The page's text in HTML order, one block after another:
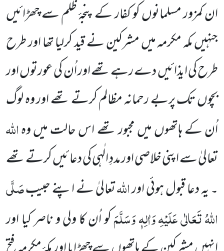
ان کمزور مسلمانوں کو کفار کے پنجۂ ظلم سے چھڑائیں
جنہیں مکہ مکرمہ میں مشرکین نے قید کرلیا تھا اور طرح
طرح کی ایذائیں دے رہے تھے اور اُن کی عورتوں اور
بچوں تک پربے رحمانہ مظالم کرتے تھے اور وہ لوگ
اُن کے ہاتھوں میں مجبور تھے اس حالت میں وہاللہ
تعالیٰ سے اپنی خلاصی اور مددِ الٰہی کی دعا ئیں کرتے تھے
۔ یہ دعا قبول ہوئی اوراللہتعالیٰ نے اپنے حبیبصَلَّی
اللہُ تَعَالٰی عَلَیْہِ وَاٰلِہٖ وَسَلَّمَکو اُن کا ولی و ناصر کیا اور